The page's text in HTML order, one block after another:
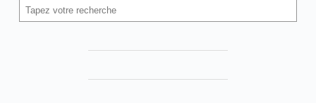
Rechercher